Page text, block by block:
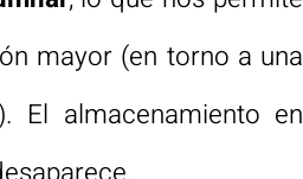
mayor (en torno a una
El almacenamiento en